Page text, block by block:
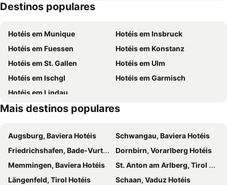
AMERON Neuschwanstein Alpsee Resort & Spa
Sulzberger Hof
LANIG Hotel Resort&Spa - Wellness und Feinschmeckerhotel - family owned and managed
Landhaus Kössel
Hotel Fürstenhof
Alpenhotel Sonneck
Gästehaus Forggensee
Hotel Christine
Hotel Sommer Füssen
Landhotel Hirsch
Allgäu ART Hotel
Seehotel und Appartements Schnöller
Hotel Garni Schlossblick
Hotel Alpenstuben
Hotel Dubrovnik
Bahnhof Füssen
Alpenhof
Marktplatz Memmingen
St Andreas
Alpspitzbahn
Kletterwald Grüntensee
Skilifte Jungholz
Allgäulino
Skizentrum Pfronten
Skigebiet Breitenberg-Hochalpe
Rottachsee
Sankt Nikolaus
Aquila
Alte Bleiche
Alpsee
Kletterwald
Strandbad Hauser
Niedersonthofener See
Destinos populares
Hotéis em Munique
Hotéis em Insbruck
Hotéis em Fuessen
Hotéis em Konstanz
Hotéis em St. Gallen
Hotéis em Ulm
Hotéis em Ischgl
Hotéis em Garmisch
Hotéis em Lindau
Mais destinos populares
Augsburg, Baviera Hotéis
Schwangau, Baviera Hotéis
Friedrichshafen, Bade-Vurtemberga Hotéis
Dornbirn, Vorarlberg Hotéis
Memmingen, Baviera Hotéis
St. Anton am Arlberg, Tirol Hotéis
Längenfeld, Tirol Hotéis
Schaan, Vaduz Hotéis